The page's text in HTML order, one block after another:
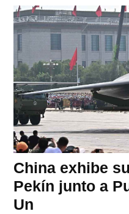
China exhibe
Pekín junto a
Un